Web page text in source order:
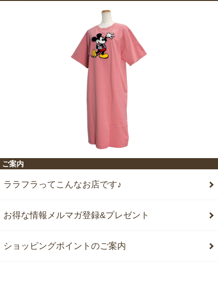
ご案内
ララフラってこんなお店です♪
お得な情報メルマガ登録&プレゼント
ショッピングポイントのご案内